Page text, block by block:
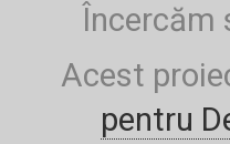
Încercăm
Acest
pentru